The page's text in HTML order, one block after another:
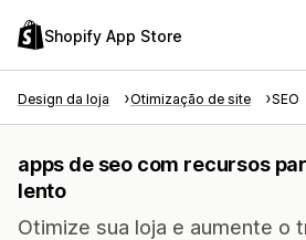
Shopify App Store
Design da loja Otimização de site SEO
apps de seo com recursos
lento
Otimize sua loja e aumente o